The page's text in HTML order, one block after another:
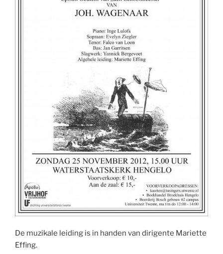
De muzikale leiding is in handen van dirigente Mariette
Effing.